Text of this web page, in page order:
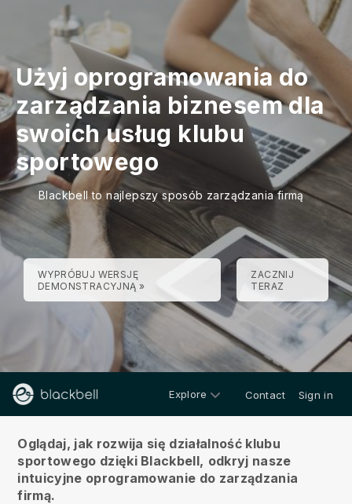
Użyj oprogramowania do
zarządzania biznesem dla
swoich usług klubu
sportowego
Blackbell to najlepszy sposób zarządzania firmą
WYPRÓBUJ WERSJĘ
DEMONSTRACYJNĄ »
ZACZNIJ
TERAZ
Explore Contact Sign in
Oglądaj, jak rozwija się działalność klubu
sportowego dzięki Blackbell, odkryj nasze
intuicyjne oprogramowanie do zarządzania
firmą.